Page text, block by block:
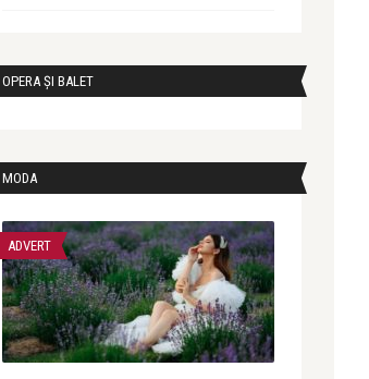
OPERA ȘI BALET
MODA
ADVERT